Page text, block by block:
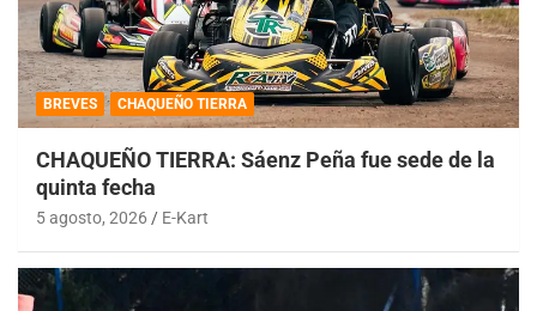
BREVES CHAQUEÑO TIERRA
CHAQUEÑO TIERRA: Sáenz Peña fue sede de la
quinta fecha
5 agosto, 2026 E-Kart